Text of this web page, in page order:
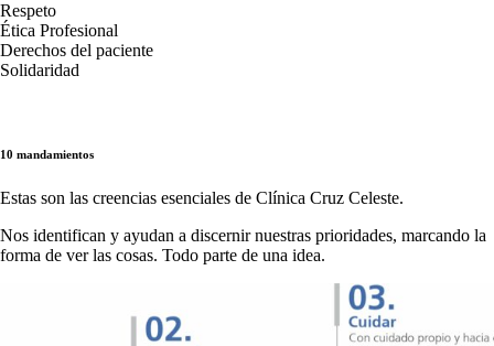
Respeto
Ética Profesional
Derechos del paciente
Solidaridad
10 mandamientos
Estas son las creencias esenciales de Clínica Cruz Celeste.
Nos identifican y ayudan a discernir nuestras prioridades, marcando la
forma de ver las cosas. Todo parte de una idea.